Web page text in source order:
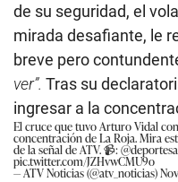
de su seguridad, el
mirada desafiante, le
breve pero
ver”. Tras su
ingresar a la
El cruce que tuvo Arturo Vidal
concentración de La Roja. Mira
de la señal de ATV. 📹:
pic.twitter.com/JZHvwCMU9o
— ATV Noticias (@atv_noticias)